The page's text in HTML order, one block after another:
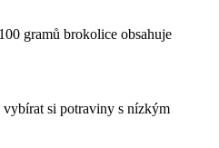
gramů brokolice obsahuje
vybírat si potraviny s nízkým